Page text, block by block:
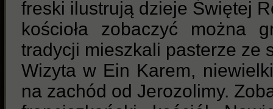
freski ilustrują dzieje Świętej
kościoła zobaczyć można
tradycji mieszkali pasterze ze
Wizyta w Ein Karem,
na zachód od Jerozolimy.